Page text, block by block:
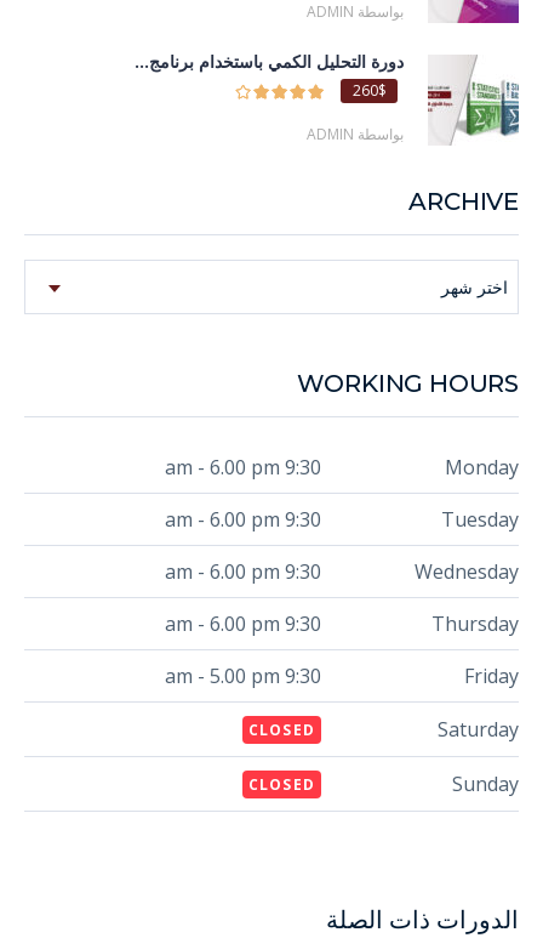
الدورات ذات الصلة
بواسطة ADMIN
دورة التحليل الكمي باستخدام برنامج...
260$
بواسطة ADMIN
ARCHIVE
اختر شهر
WORKING HOURS
Monday
9:30 am - 6.00 pm
Tuesday
9:30 am - 6.00 pm
Wednesday
9:30 am - 6.00 pm
Thursday
9:30 am - 6.00 pm
Friday
9:30 am - 5.00 pm
Saturday
CLOSED
Sunday
CLOSED